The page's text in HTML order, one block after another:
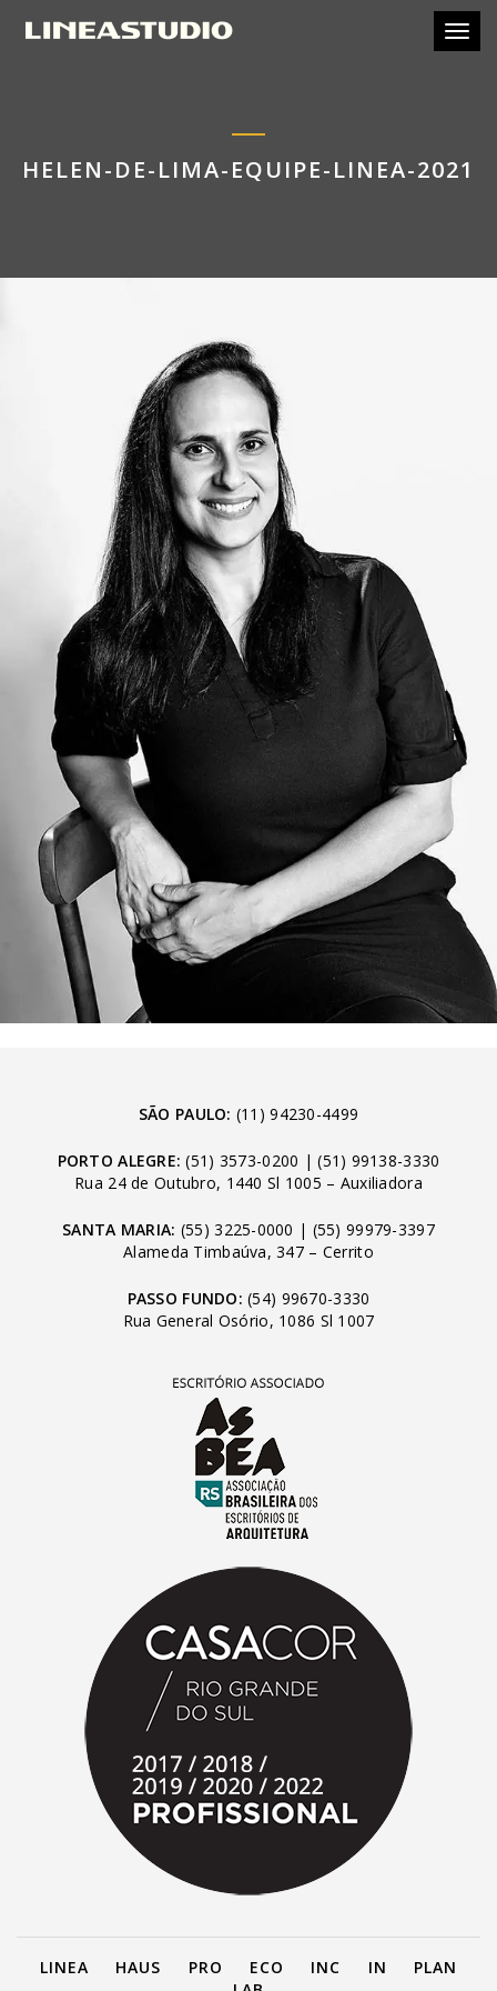
HELEN-DE-LIMA-EQUIPE-LINEA-2021
SÃO PAULO: (11) 94230-4499
PORTO ALEGRE: (51) 3573-0200 |(51) 99138-3330
Rua 24 de Outubro, 1440 Sl 1005 – Auxiliadora
SANTA MARIA: (55) 3225-0000 | (55) 99979-3397
Alameda Timbaúva, 347 – Cerrito
PASSO FUNDO: (54) 99670-3330
Rua General Osório, 1086 Sl 1007
LINEA HAUS PRO ECO INC IN
PLAN